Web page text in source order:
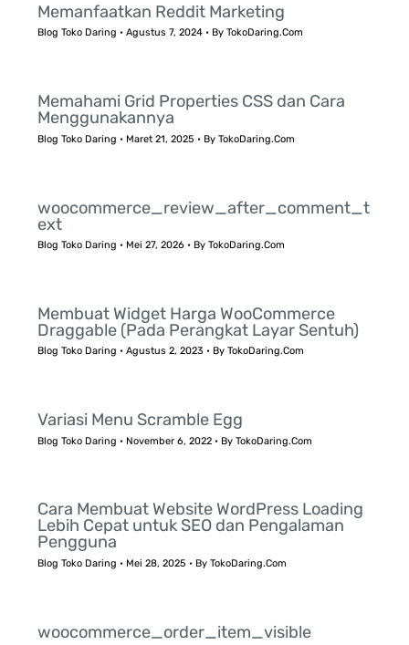
Memanfaatkan Reddit Marketing
Blog Toko Daring •Agustus 7, 2024 • ByTokoDaring.Com
Memahami Grid Properties CSS dan Cara
Menggunakannya
Blog Toko Daring • Maret 21, 2025 • ByTokoDaring.Com
woocommerce_review_after_comment_t
ext
Blog Toko Daring • Mei 27, 2026 • ByTokoDaring.Com
Membuat Widget Harga WooCommerce
Draggable (Pada Perangkat Layar Sentuh)
Blog Toko Daring •Agustus 2, 2023 • ByTokoDaring.Com
Variasi Menu Scramble Egg
Blog Toko Daring • November 6, 2022 • ByTokoDaring.Com
Cara Membuat Website WordPress Loading
Lebih Cepat untuk SEO dan Pengalaman
Pengguna
Blog Toko Daring • Mei 28, 2025 • ByTokoDaring.Com
woocommerce_order_item_visible